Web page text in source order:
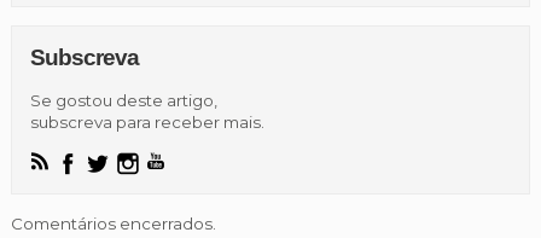
Subscreva
Se gostou deste artigo,
subscreva para receber mais.
Comentários encerrados.